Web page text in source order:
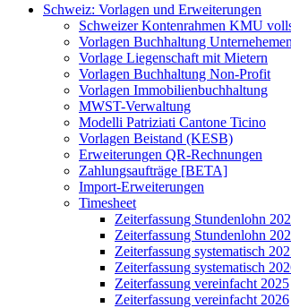
Schweiz: Vorlagen und Erweiterungen
Schweizer Kontenrahmen KMU
Vorlagen Buchhaltung Unternehemen
Vorlage Liegenschaft mit Mietern
Vorlagen Buchhaltung Non-Profit
Vorlagen Immobilienbuchhaltung
MWST-Verwaltung
Modelli Patriziati Cantone Ticino
Vorlagen Beistand (KESB)
Erweiterungen QR-Rechnungen
Zahlungsaufträge [BETA]
Import-Erweiterungen
Timesheet
Zeiterfassung Stundenlohn
Zeiterfassung Stundenlohn
Zeiterfassung systematisch
Zeiterfassung systematisch
Zeiterfassung vereinfacht 2025
Zeiterfassung vereinfacht 2026